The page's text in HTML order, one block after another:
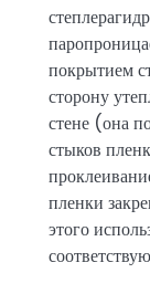
покрытием
сторону
стене (она
стыков
пленки
этого